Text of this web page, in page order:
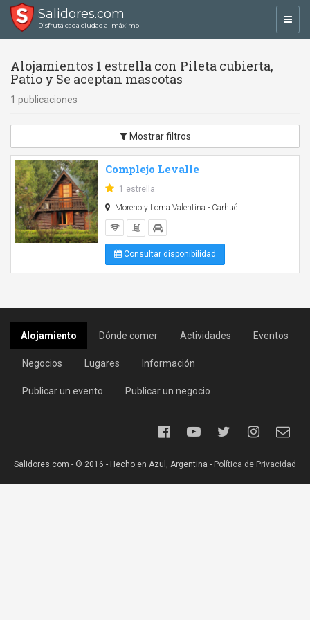
Salidores.com
Disfrutá cada ciudad al máximo
Alojamientos 1 estrella con Pileta cubierta,
Patio y Se aceptan mascotas
1 publicaciones
Mostrar filtros
Complejo Levalle
1 estrella
Moreno y Loma Valentina - Carhué
Consultar disponibilidad
Alojamiento Dónde comer Actividades Eventos
Negocios Lugares Información
Publicar un evento Publicar un negocio
Salidores.com - ® 2016 - Hecho en Azul, Argentina - Política de Privacidad